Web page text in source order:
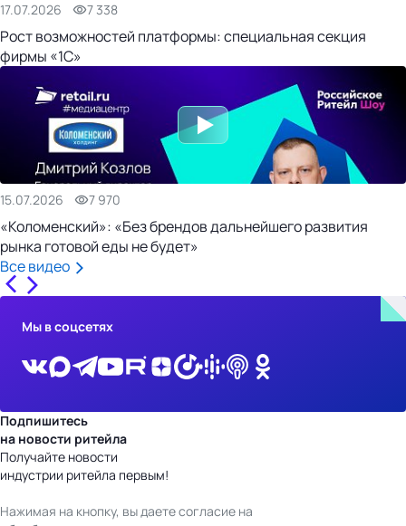
17.07.2026 7 338
Рост возможностей платформы: специальная секция
фирмы «1С»
15.07.2026 7 970
«Коломенский»: «Без брендов дальнейшего развития
рынка готовой еды не будет»
Все видео
Мы в соцсетях
Подпишитесь
на новости ритейла
Получайте новости
индустрии ритейла первым!
Нажимая на кнопку, вы даете согласие на